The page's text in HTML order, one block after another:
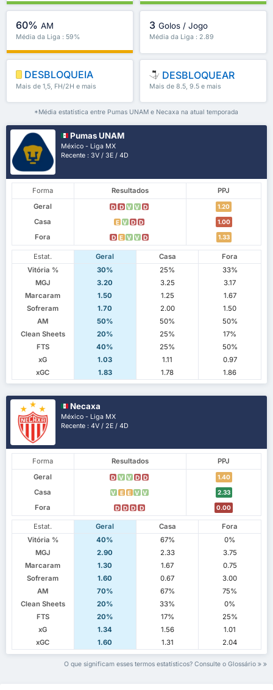
60% AM
Média da Liga : 59%
3 Golos / Jogo
Média da Liga : 2.89
DESBLOQUEIA
Mais de 1,5, FH/2H e mais
DESBLOQUEAR
Mais de 8.5, 9.5 e mais
*Média estatística entre Pumas UNAM e Necaxa na atual temporada
Pumas UNAM
México - Liga MX
Recente : 3V / 3E / 4D
Forma Resultados
PPJ
Geral
D D V V D 1.20
Casa E V D D 1.00
Fora D E V V D 1.33
Estat. Geral Casa
Fora
Vitória %
30% 25%
33%
MGJ
3.20 3.25
3.17
Marcaram
1.50 1.25
1.67
Sofreram
1.70 2.00
1.50
AM
50% 50%
50%
Clean Sheets
20% 25%
17%
FTS
40% 25%
50%
xG
1.03 1.11
0.97
xGC
1.83 1.78 1.86
Necaxa
México - Liga MX
Recente : 4V / 2E / 4D
Forma Resultados
PPJ
Geral
D V V D D 1.40
Casa V E E V V 2.33
Fora D D D D 0.00
Estat. Geral Casa
Fora
Vitória %
40% 67%
0%
MGJ
2.90 2.33
3.75
Marcaram
1.30 1.67
0.75
Sofreram
1.60 0.67
3.00
AM
70% 67%
75%
Clean Sheets
20% 33%
0%
FTS
20% 17%
25%
xG
1.34 1.56
1.01
xGC
1.60 1.31 2.04
O que significam esses termos estatísticos? Consulte o Glossário